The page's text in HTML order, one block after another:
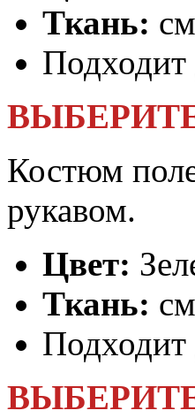
Ткань:
Костюм
рукавом.
Цвет:
Ткань: